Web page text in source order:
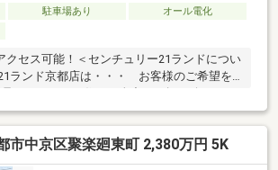
駐車場あり
オール電化
クセス可能！＜センチュリー21ランドについ
ランド京都店は・・・ お客様のご希望を
いただけるお住いを全力でお探し致しま
ーンのご相談など、些細なことでもお気軽
●リフォームのご相談も承っております。○
駅 徒歩約6分○京都市営地下鉄烏丸線 「今
○営業時間：10：00～20：00（火曜日・水曜
市中京区聚楽廻東町 2,380万円 5K